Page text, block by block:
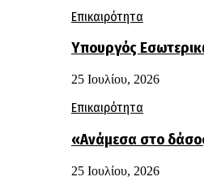
Επικαιρότητα
Υπουργός
25 Ιουλίου, 2026
Επικαιρότητα
«Ανάμεσα στο
25 Ιουλίου, 2026